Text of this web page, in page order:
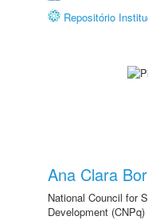
Repositório
Ana Clara
National Council for
Development